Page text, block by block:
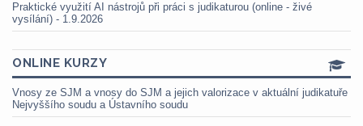
Praktické využití AI nástrojů při práci s judikaturou (online - živé
vysílání) - 1.9.2026
ONLINE KURZY
Vnosy ze SJM a vnosy do SJM a jejich valorizace v aktuální judikatuře
Nejvyššího soudu a Ústavního soudu